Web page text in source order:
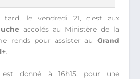
le vendredi 21, c’est aux
accolés au Ministère de la
rends pour assister au Grand
.
est donné à 16h15, pour une